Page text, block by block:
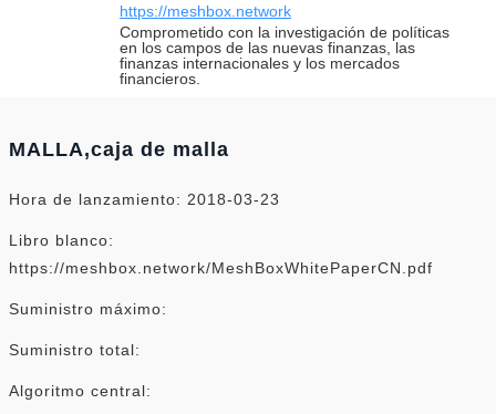
https://meshbox.network
Comprometido con la investigación de políticas
en los campos de las nuevas finanzas, las
finanzas internacionales y los mercados
financieros.
MALLA,caja de malla
Hora de lanzamiento: 2018-03-23
Libro blanco:
https://meshbox.network/MeshBoxWhitePaperCN.pdf
Suministro máximo:
Suministro total:
Algoritmo central: